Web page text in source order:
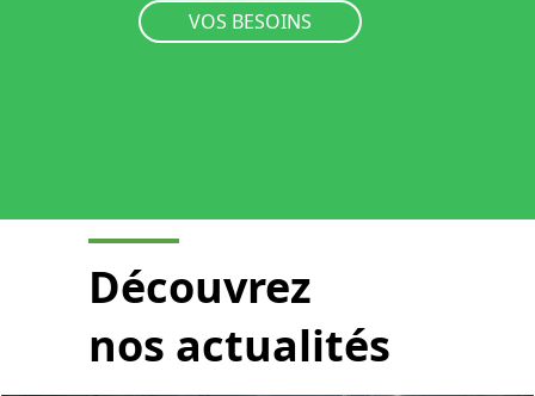
VOS BESOINS
Découvrez
nos actualités